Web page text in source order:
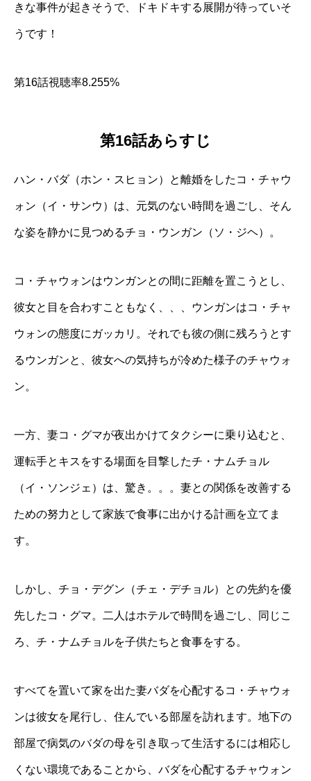
きな事件が起きそうで、ドキドキする展開が待っていそ
うです！
第16話視聴率8.255%
第16話あらすじ
ハン・バダ（ホン・スヒョン）と離婚をしたコ・チャウ
ォン（イ・サンウ）は、元気のない時間を過ごし、そん
な姿を静かに見つめるチョ・ウンガン（ソ・ジヘ）。
コ・チャウォンはウンガンとの間に距離を置こうとし、
彼女と目を合わすこともなく、、、ウンガンはコ・チャ
ウォンの態度にガッカリ。それでも彼の側に残ろうとす
るウンガンと、彼女への気持ちが冷めた様子のチャウォ
ン。
一方、妻コ・グマが夜出かけてタクシーに乗り込むと、
運転手とキスをする場面を目撃したチ・ナムチョル
（イ・ソンジェ）は、驚き。。。妻との関係を改善する
ための努力として家族で食事に出かける計画を立てま
す。
しかし、チョ・デグン（チェ・デチョル）との先約を優
先したコ・グマ。二人はホテルで時間を過ごし、同じこ
ろ、チ・ナムチョルを子供たちと食事をする。
すべてを置いて家を出た妻バダを心配するコ・チャウォ
ンは彼女を尾行し、住んでいる部屋を訪れます。地下の
部屋で病気のバダの母を引き取って生活するには相応し
くない環境であることから、バダを心配するチャウォン